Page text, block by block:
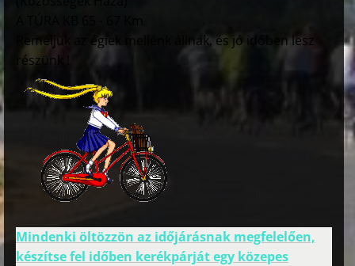
Reméljük az égiek mellénk állnak, és jó időben lesz
részünk !
Mindenki öltözzön az időjárásnak megfelelően,
készítse fel időben kerékpárját egy közepes